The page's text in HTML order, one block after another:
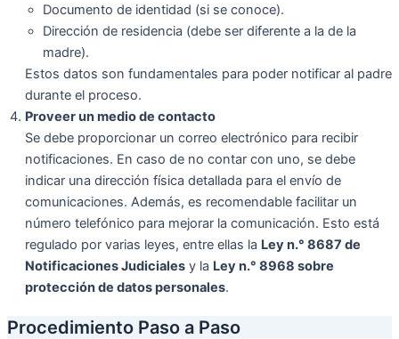
Documento de identidad (si se conoce).
Dirección de residencia (debe ser diferente a la de la
madre).
Estos datos son fundamentales para poder notificar al padre
durante el proceso.
Proveer un medio de contacto
Se debe proporcionar un correo electrónico para recibir
notificaciones. En caso de no contar con uno, se debe
indicar una dirección física detallada para el envío de
comunicaciones. Además, es recomendable facilitar un
número telefónico para mejorar la comunicación. Esto está
regulado por varias leyes, entre ellas la Ley n.° 8687 de
Notificaciones Judiciales y la Ley n.° 8968 sobre
protección de datos personales.
Procedimiento Paso a Paso